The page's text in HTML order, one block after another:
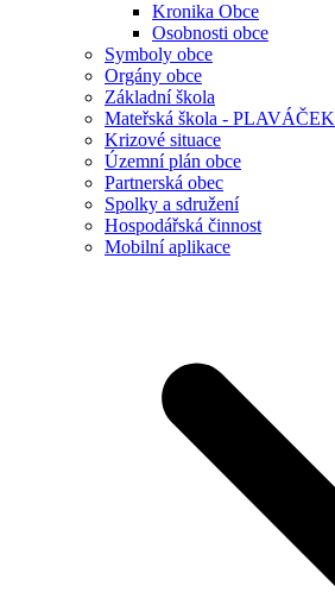
Kronika Obce
Osobnosti obce
Symboly obce
Orgány obce
Základní škola
Mateřská škola - PLAVÁČEK
Krizové situace
Územní plán obce
Partnerská obec
Spolky a sdružení
Hospodářská činnost
Mobilní aplikace